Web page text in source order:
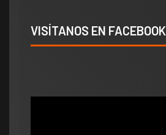
VISÍTANOS EN FACEBOOK